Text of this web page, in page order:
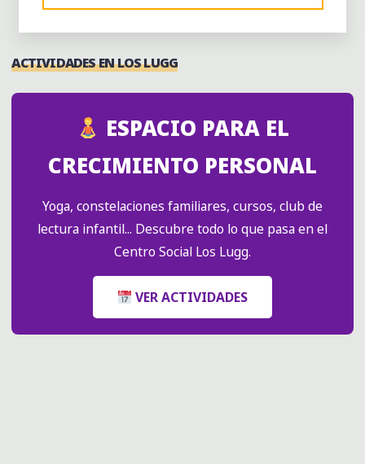
BOTÁNICO
SOBRE
ACTIVIDADES EN LOS LUGG
ESPACIO PARA EL
CRECIMIENTO PERSONAL
Yoga, constelaciones familiares, cursos, club de
lectura infantil... Descubre todo lo que pasa en el
Centro Social Los Lugg.
VER ACTIVIDADES